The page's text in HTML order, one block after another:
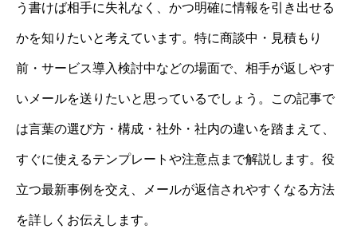
う書けば相手に失礼なく、かつ明確に情報を引き出せる
かを知りたいと考えています。特に商談中・見積もり
前・サービス導入検討中などの場面で、相手が返しやす
いメールを送りたいと思っているでしょう。この記事で
は言葉の選び方・構成・社外・社内の違いを踏まえて、
すぐに使えるテンプレートや注意点まで解説します。役
立つ最新事例を交え、メールが返信されやすくなる方法
を詳しくお伝えします。